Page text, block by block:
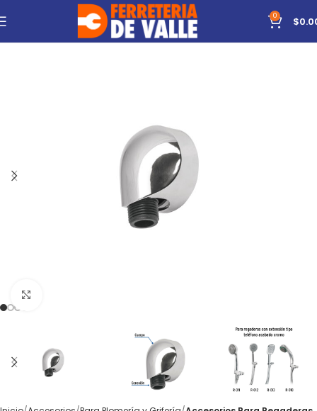
0 $